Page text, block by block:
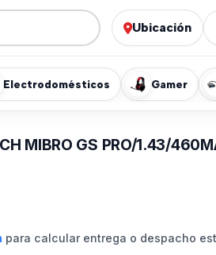
Ubicación
Electrodomésticos Gamer
MIBRO GS PRO/1.43/
para calcular entrega o despacho